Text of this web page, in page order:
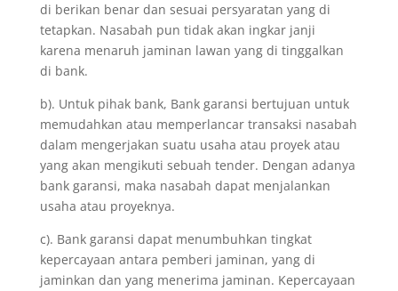
di berikan benar dan sesuai persyaratan yang di
tetapkan. Nasabah pun tidak akan ingkar janji
karena menaruh jaminan lawan yang di tinggalkan
di bank.
b). Untuk pihak bank, Bank garansi bertujuan untuk
memudahkan atau memperlancar transaksi nasabah
dalam mengerjakan suatu usaha atau proyek atau
yang akan mengikuti sebuah tender. Dengan adanya
bank garansi, maka nasabah dapat menjalankan
usaha atau proyeknya.
c). Bank garansi dapat menumbuhkan tingkat
kepercayaan antara pemberi jaminan, yang di
jaminkan dan yang menerima jaminan. Kepercayaan